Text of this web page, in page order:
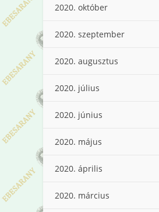
2020. október
2020. szeptember
2020. augusztus
2020. július
2020. június
2020. május
2020. április
2020. március